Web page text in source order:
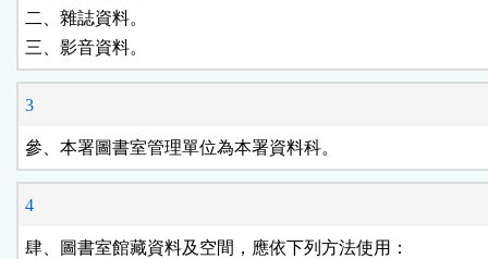
二、雜誌資料。
三、影音資料。
3
參、本署圖書室管理單位為本署資料科。
4
肆、圖書室館藏資料及空間，應依下列方法使用：